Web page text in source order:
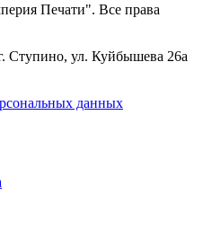
Печати". Все права
Ступино, ул. Куйбышева 26а
данных